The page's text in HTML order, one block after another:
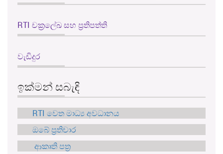
RTI චක්‍රලේඛ සහ ප්‍රතිපත්ති
වැඩිදුර
ඉක්මන් සබැඳි
RTI වෙත මාධ්‍ය අවධානය
ඔබේ ප්‍රතිචාර
ආකෘති පත්‍ර